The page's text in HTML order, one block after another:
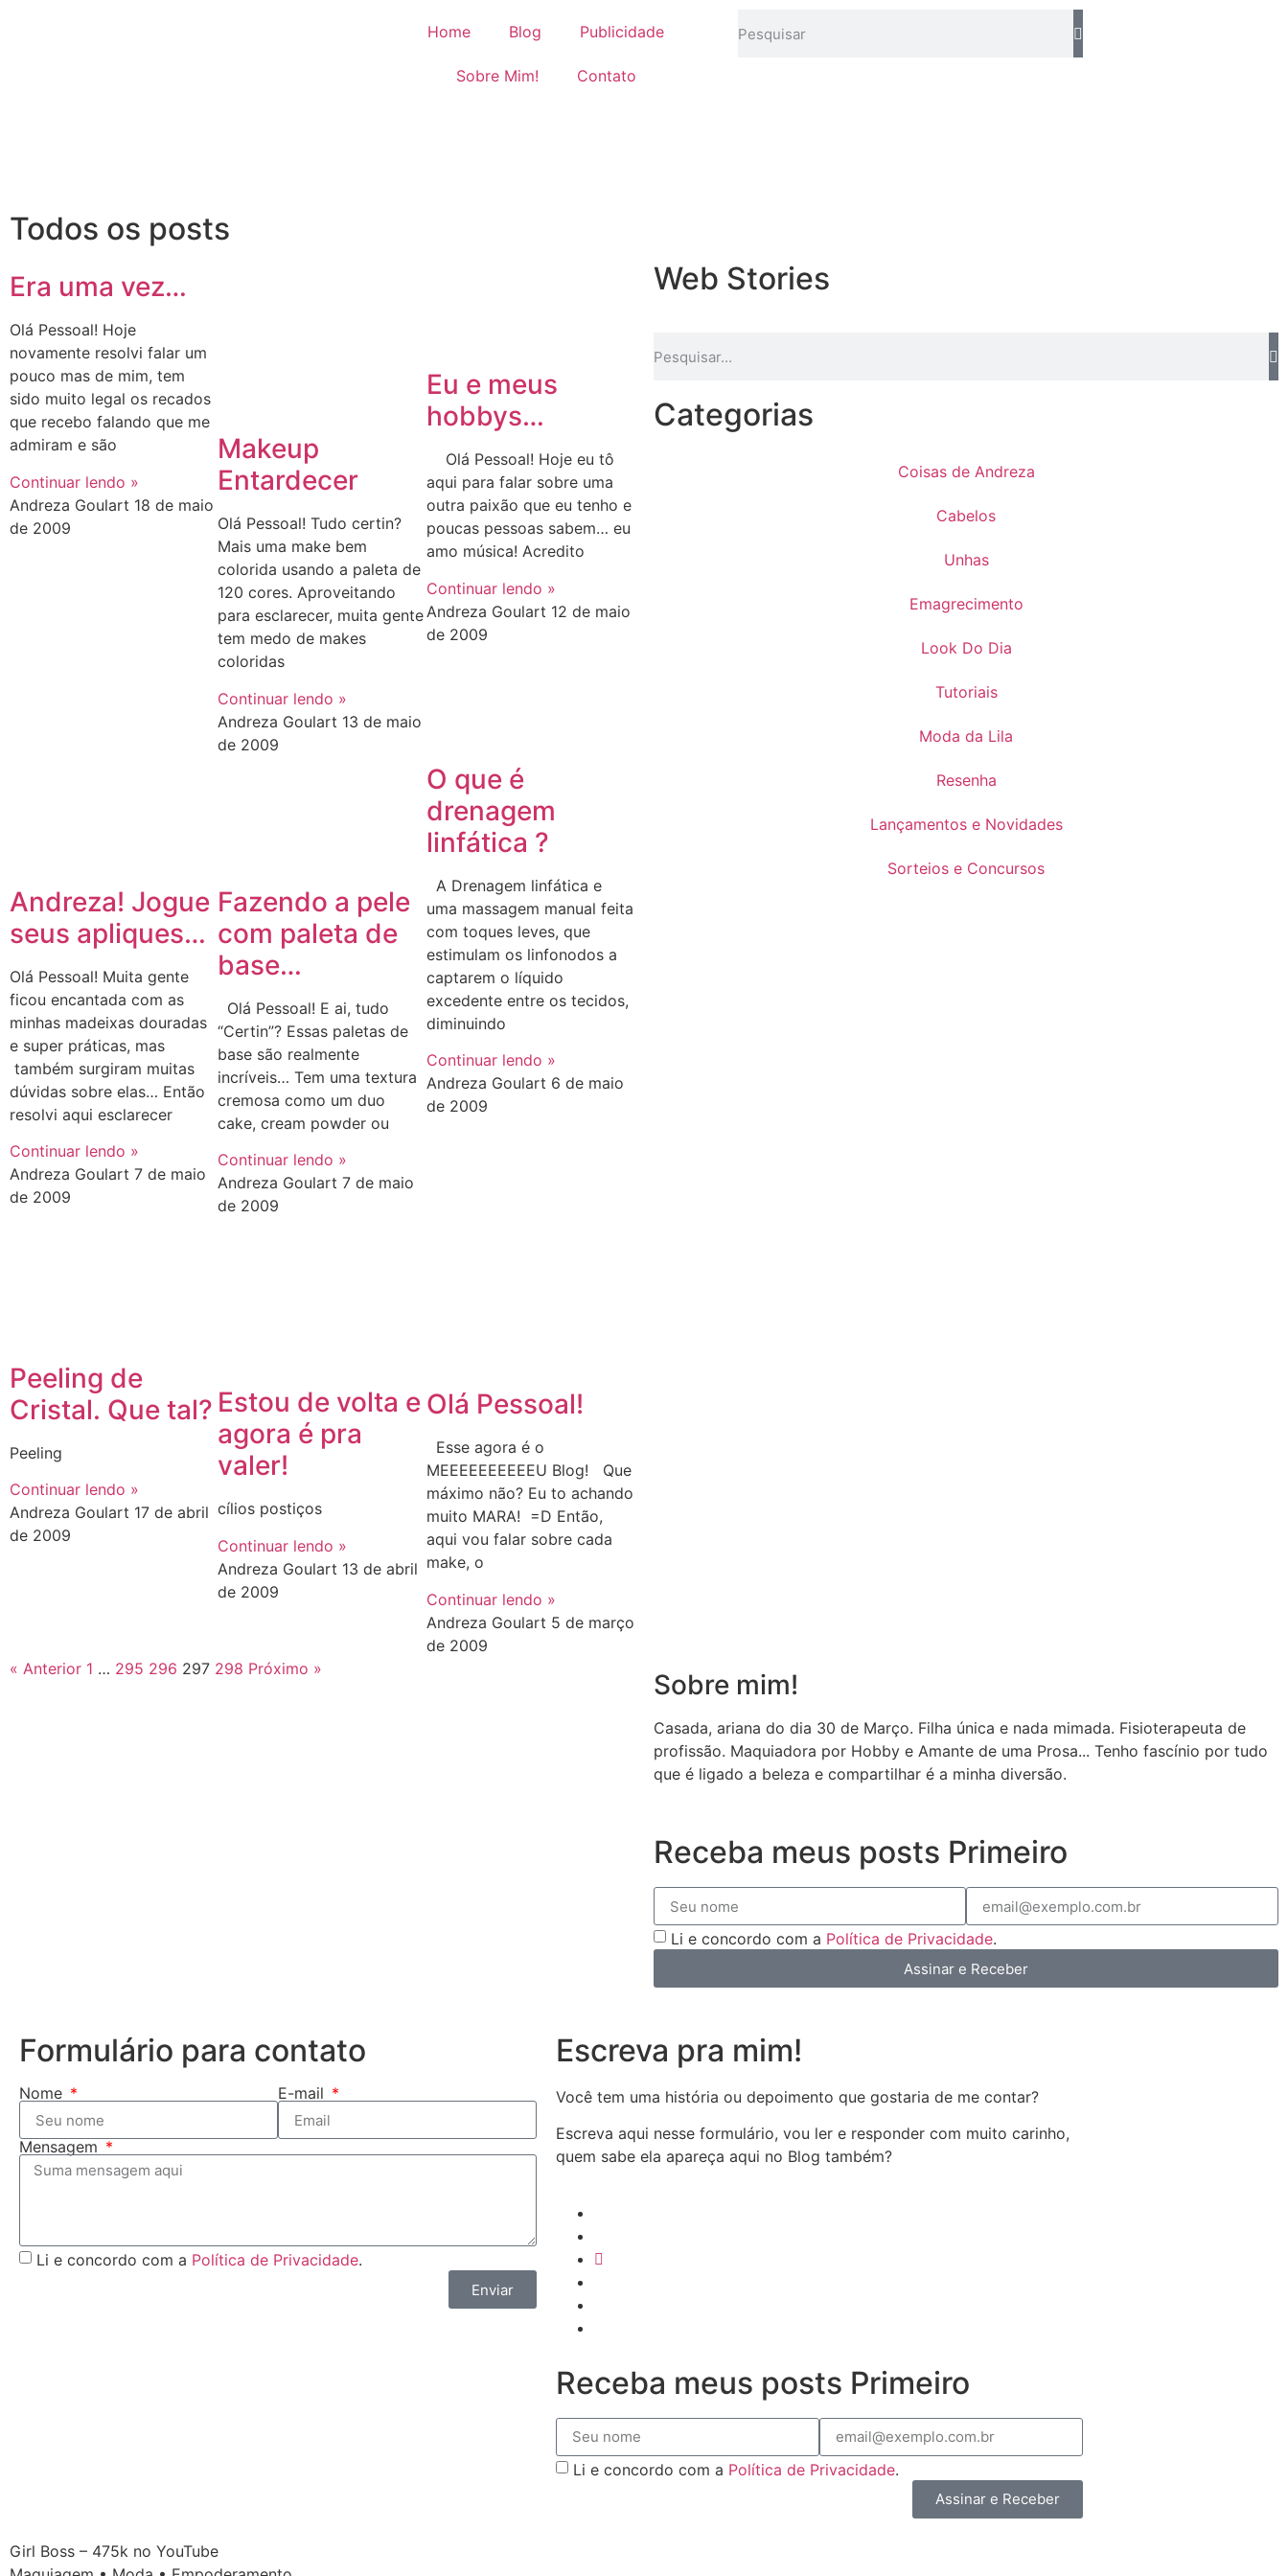
Home Blog Publicidade
Sobre Mim! Contato
Todos os posts
Era uma vez…
Olá Pessoal! Hoje
novamente resolvi falar um
pouco mas de mim, tem
sido muito legal os recados
que recebo falando que me
admiram e são
Continuar lendo »
Andreza Goulart 18 de maio
de 2009
Makeup
Entardecer
Olá Pessoal! Tudo certin?
Mais uma make bem
colorida usando a paleta de
120 cores. Aproveitando
para esclarecer, muita gente
tem medo de makes
coloridas
Continuar lendo »
Andreza Goulart 13 de maio
de 2009
Eu e meus
hobbys…
Olá Pessoal! Hoje eu tô
aqui para falar sobre uma
outra paixão que eu tenho e
poucas pessoas sabem… eu
amo música! Acredito
Continuar lendo »
Andreza Goulart 12 de maio
de 2009
Andreza! Jogue
seus apliques…
Olá Pessoal! Muita gente
ficou encantada com as
minhas madeixas douradas
e super práticas, mas
também surgiram muitas
dúvidas sobre elas… Então
resolvi aqui esclarecer
Continuar lendo »
Andreza Goulart 7 de maio
de 2009
Fazendo a pele
com paleta de
base…
Olá Pessoal! E ai, tudo
“Certin”? Essas paletas de
base são realmente
incríveis… Tem uma textura
cremosa como um duo
cake, cream powder ou
Continuar lendo »
Andreza Goulart7 de maio
de 2009
O que é
drenagem
linfática ?
A Drenagem linfática e
uma massagem manual feita
com toques leves, que
estimulam os linfonodos a
captarem o líquido
excedente entre os tecidos,
diminuindo
Continuar lendo »
Andreza Goulart 6 de maio
de 2009
Peeling de
Cristal. Que tal?
Peeling
Continuar lendo »
Andreza Goulart 17 de abril
de 2009
Estou de volta e
agora é pra
valer!
cílios postiços
Continuar lendo »
Andreza Goulart 13 de abril
de 2009
Olá Pessoal!
Esse agora é o
MEEEEEEEEEEU Blog! Que
máximo não? Eu to achando
muito MARA! =D Então,
aqui vou falar sobre cada
make, o
Continuar lendo »
Andreza Goulart 5 de março
de 2009
« Anterior 1 … 295 296 297 298 Próximo »
Web Stories
Categorias
Coisas de Andreza
Cabelos
Unhas
Emagrecimento
Look Do Dia
Tutoriais
Moda da Lila
Resenha
Lançamentos e Novidades
Sorteios e Concursos
Sobre mim!
Casada, ariana do dia 30 de Março. Filha única e nada mimada. Fisioterapeuta de
profissão. Maquiadora por Hobby e Amante de uma Prosa... Tenho fascínio por tudo
que é ligado a beleza e compartilhar é a minha diversão.
Receba meus posts Primeiro
Li e concordo com a Política de Privacidade.
Assinar e Receber
Formulário para contato
Nome E-mail
Mensagem
Li e concordo com a Política de Privacidade.
Enviar
Escreva pra mim!
Você tem uma história ou depoimento que gostaria de me contar?
Escreva aqui nesse formulário, vou ler e responder com muito carinho,
quem sabe ela apareça aqui no Blog também?
Girl Boss – 475k no YouTube
Receba meus posts Primeiro
Li e concordo com a Política de Privacidade.
Assinar e Receber